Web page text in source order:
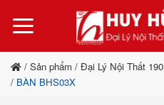
qua
dung
/ Sản phẩm / Đại Lý Nội Thất 190
/ BÀN BHS03X